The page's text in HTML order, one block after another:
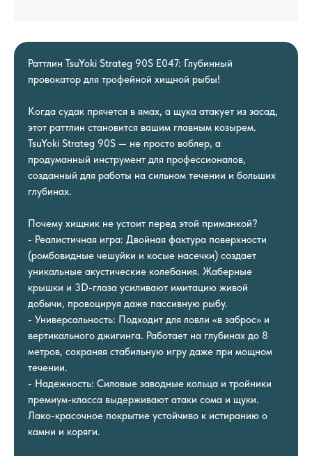
Раттлин TsuYoki Strateg 90S E047: Глубинный
провокатор для трофейной хищной рыбы!
Когда судак прячется в ямах, а щука атакует из засад,
этот раттлин становится вашим главным козырем.
TsuYoki Strateg 90S — не просто воблер, а
продуманный инструмент для профессионалов,
созданный для работы на сильном течении и больших
глубинах.
Почему хищник не устоит перед этой приманкой?
- Реалистичная игра: Двойная фактура поверхности
(ромбовидные чешуйки и косые насечки) создает
уникальные акустические колебания. Жаберные
крышки и 3D-глаза усиливают имитацию живой
добычи, провоцируя даже пассивную рыбу.
- Универсальность: Подходит для ловли «в заброс» и
вертикального джигинга. Работает на глубинах до 8
метров, сохраняя стабильную игру даже при мощном
течении.
- Надежность: Силовые заводные кольца и тройники
премиум-класса выдерживают атаки сома и щуки.
Лако-красочное покрытие устойчиво к истиранию о
камни и коряги.